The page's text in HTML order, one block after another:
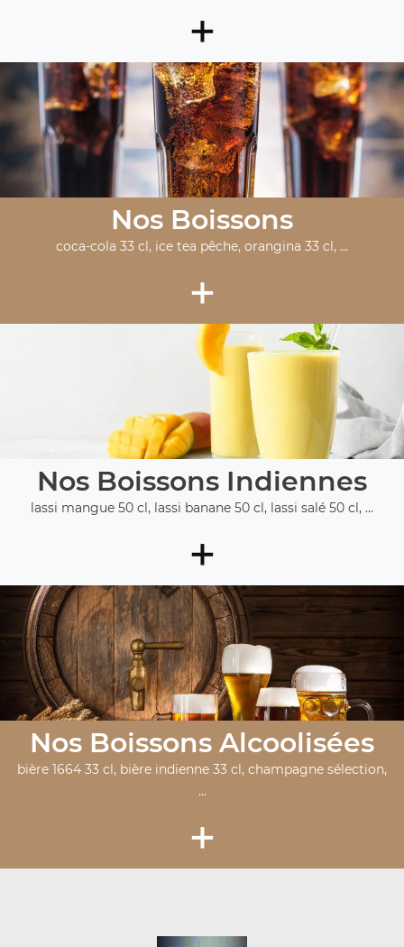
+
Nos Boissons
coca-cola 33 cl, ice tea pêche, orangina 33 cl, ...
+
Nos Boissons Indiennes
lassi mangue 50 cl, lassi banane 50 cl, lassi salé 50 cl, ...
+
Nos Boissons Alcoolisées
bière 1664 33 cl, bière indienne 33 cl, champagne sélection,
...
+